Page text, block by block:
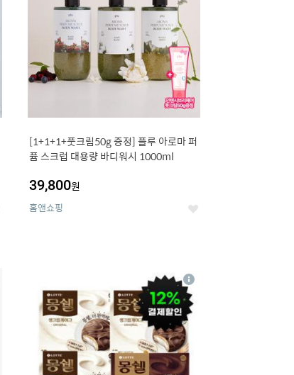
[1+1+1+풋크림50g 증정] 플루 아로마 퍼
퓸 스크럽 대용량 바디워시 1000ml
39,800원
홈앤쇼핑 좋
상
세